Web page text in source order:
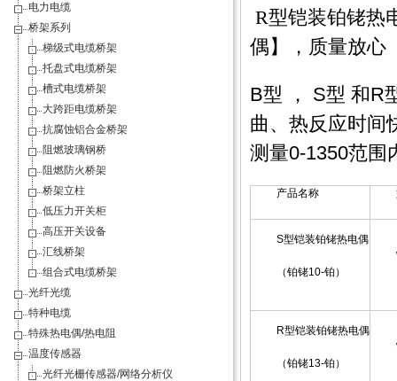
R型铠装铂铑热
偶】，质量放心
B型 ， S型 和R
曲、热反应时间
测量0-1350范围
产品名称
S型铠装铂铑热电偶
（铂铑10-铂）
R型铠装铂铑热电偶
（铂铑13-铂）
电力电缆
桥架系列
梯级式电缆桥架
托盘式电缆桥架
槽式电缆桥架
大跨距电缆桥架
抗腐蚀铝合金桥架
阻燃玻璃钢桥
阻燃防火桥架
桥架立柱
低压力开关柜
高压开关设备
汇线桥架
组合式电缆桥架
光纤光缆
特种电缆
特殊热电偶/热电阻
温度传感器
光纤光栅传感器/网络分析仪